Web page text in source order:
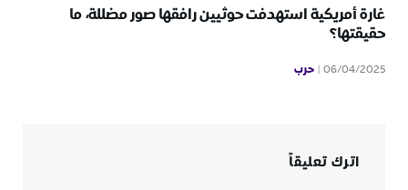
غارة أمريكية استهدفت حوثيين رافقها صور مضللة، ما
حقيقتها؟
06/04/2025 حرب
اترك تعليقاً